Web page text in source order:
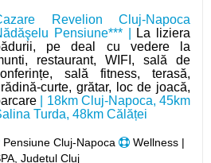
Revelion Cluj-Napoca
Pensiune*** |
La liziera
pe deal cu vedere la
restaurant, WIFI, sală de
sală fitness, terasă,
curte, grătar, loc de joacă,
| 18km Cluj-Napoca, 45km
Turda, 48km Călăței
Pensiune Cluj-Napoca
Wellness |
Județul Cluj